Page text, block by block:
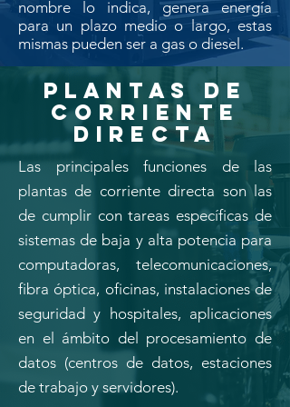
nombre lo indica, genera energía
para un plazo medio o largo, estas
mismas pueden ser a gas o diesel.
PLANTAS DE
CORRIENTE
DIRECTA
Las principales funciones de las
plantas de corriente directa son las
de cumplir con tareas específicas de
sistemas de baja y alta potencia para
computadoras, telecomunicaciones,
fibra óptica, oficinas, instalaciones de
seguridad y hospitales, aplicaciones
en el ámbito del procesamiento de
datos (centros de datos, estaciones
de trabajo y servidores).